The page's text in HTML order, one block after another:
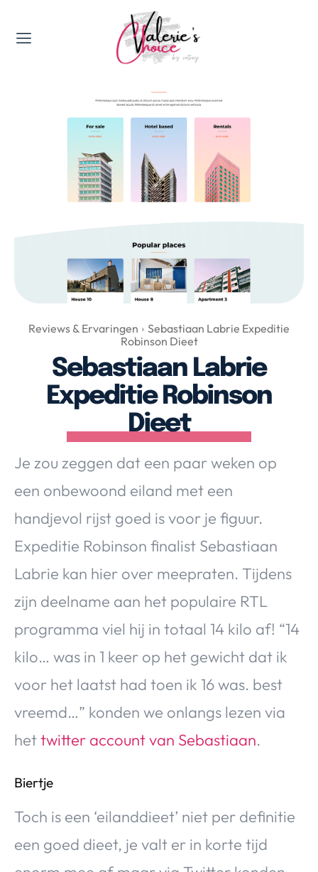
Valerie's Topics
Travel & Culture
Happyness & Opmerkelijk
Lifestyle, Sport & Duurzaamheid
Gadgets & Tech
Top 5 van Valerie
Health & Beauty
Huis & Tuin
Nieuws & Media
Over Valerie
Over Valerie
De Top 5
Contact
VALERIE'S CHOICE
Food & Drinks Health & Beauty Gadgets
Reviews & Ervaringen
Sebastiaan Labrie Expeditie
Robinson Dieet
Sebastiaan Labrie
Expeditie Robinson
Dieet
Je zou zeggen dat een paar weken op
een onbewoond eiland met een
handjevol rijst goed is voor je figuur.
Expeditie Robinson finalist Sebastiaan
Labrie kan hier over meepraten. Tijdens
zijn deelname aan het populaire RTL
programma viel hij in totaal 14 kilo af! “14
kilo… was in 1 keer op het gewicht dat ik
voor het laatst had toen ik 16 was. best
vreemd…” konden we onlangs lezen via
hettwitter account van Sebastiaan.
Biertje
Toch is een ‘eilanddieet’ niet per definitie
een goed dieet, je valt er in korte tijd